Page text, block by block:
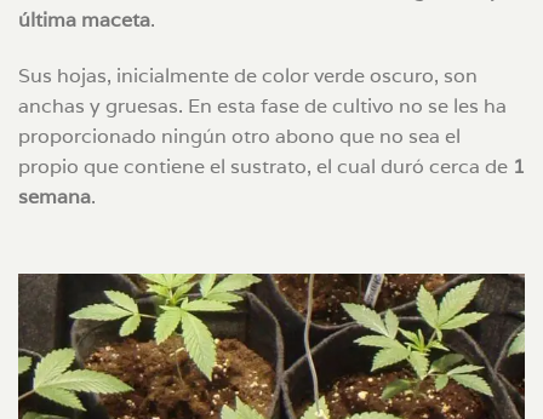
última maceta.
Sus hojas, inicialmente de color verde oscuro, son
anchas y gruesas. En esta fase de cultivo no se les ha
proporcionado ningún otro abono que no sea el
propio que contiene el sustrato, el cual duró cerca de 1
semana.